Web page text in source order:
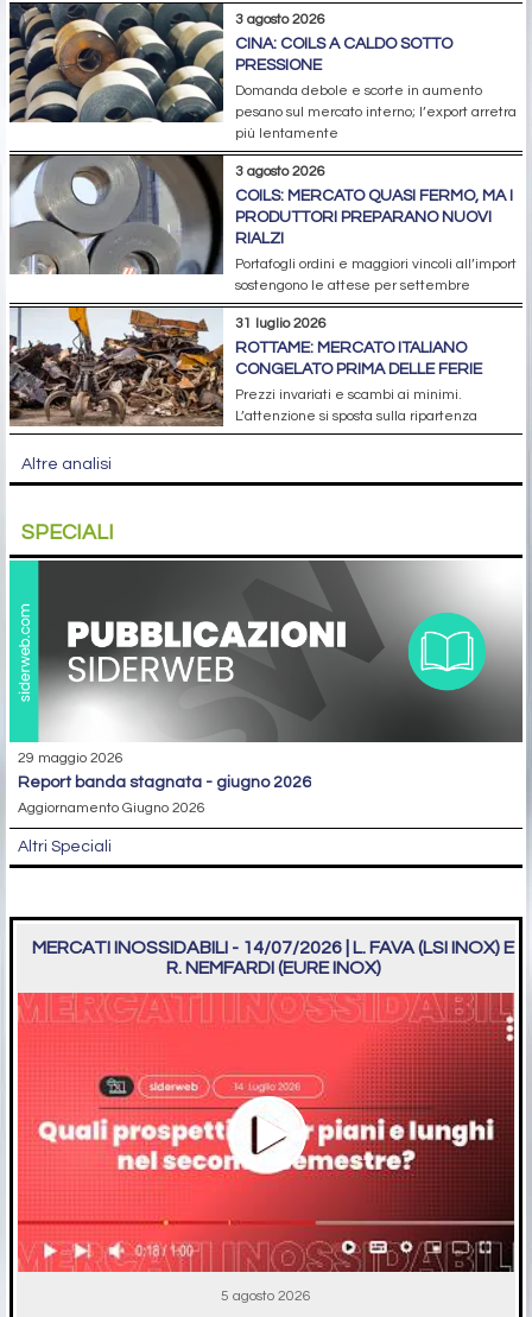
3 agosto 2026
CINA: COILS A CALDO SOTTO
PRESSIONE
Domanda debole e scorte in aumento
pesano sul mercato interno; l’export arretra
più lentamente
3 agosto 2026
COILS: MERCATO QUASI FERMO, MA I
PRODUTTORI PREPARANO NUOVI
RIALZI
Portafogli ordini e maggiori vincoli all’import
sostengono le attese per settembre
31 luglio 2026
ROTTAME: MERCATO ITALIANO
CONGELATO PRIMA DELLE FERIE
Prezzi invariati e scambi ai minimi.
L’attenzione si sposta sulla ripartenza
Altre analisi
SPECIALI
29 maggio 2026
report banda stagnata - giugno 2026
Aggiornamento Giugno 2026
Altri Speciali
MERCATI INOSSIDABILI - 14/07/2026 | L. FAVA (LSI INOX) E
R. NEMFARDI (EURE INOX)
5 agosto 2026